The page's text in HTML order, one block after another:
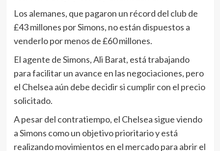
Los alemanes, que pagaron un récord del club de
£43 millones por Simons, no están dispuestos a
venderlo por menos de £60 millones.
El agente de Simons, Ali Barat, está trabajando
para facilitar un avance en las negociaciones, pero
el Chelsea aún debe decidir si cumplir con el precio
solicitado.
A pesar del contratiempo, el Chelsea sigue viendo
a Simons como un objetivo prioritario y está
realizando movimientos en el mercado para abrir el